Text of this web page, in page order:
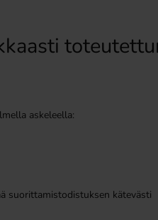
askeleella:
suorittamistodistuksen kätevästi